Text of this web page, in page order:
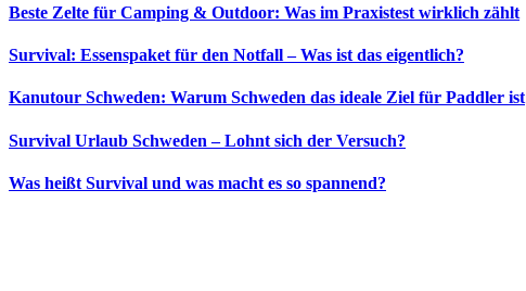
Beste Zelte für Camping & Outdoor: Was im Praxistest wirklich zählt
Survival: Essenspaket für den Notfall – Was ist das eigentlich?
Kanutour Schweden: Warum Schweden das ideale Ziel für Paddler ist
Survival Urlaub Schweden – Lohnt sich der Versuch?
Was heißt Survival und was macht es so spannend?